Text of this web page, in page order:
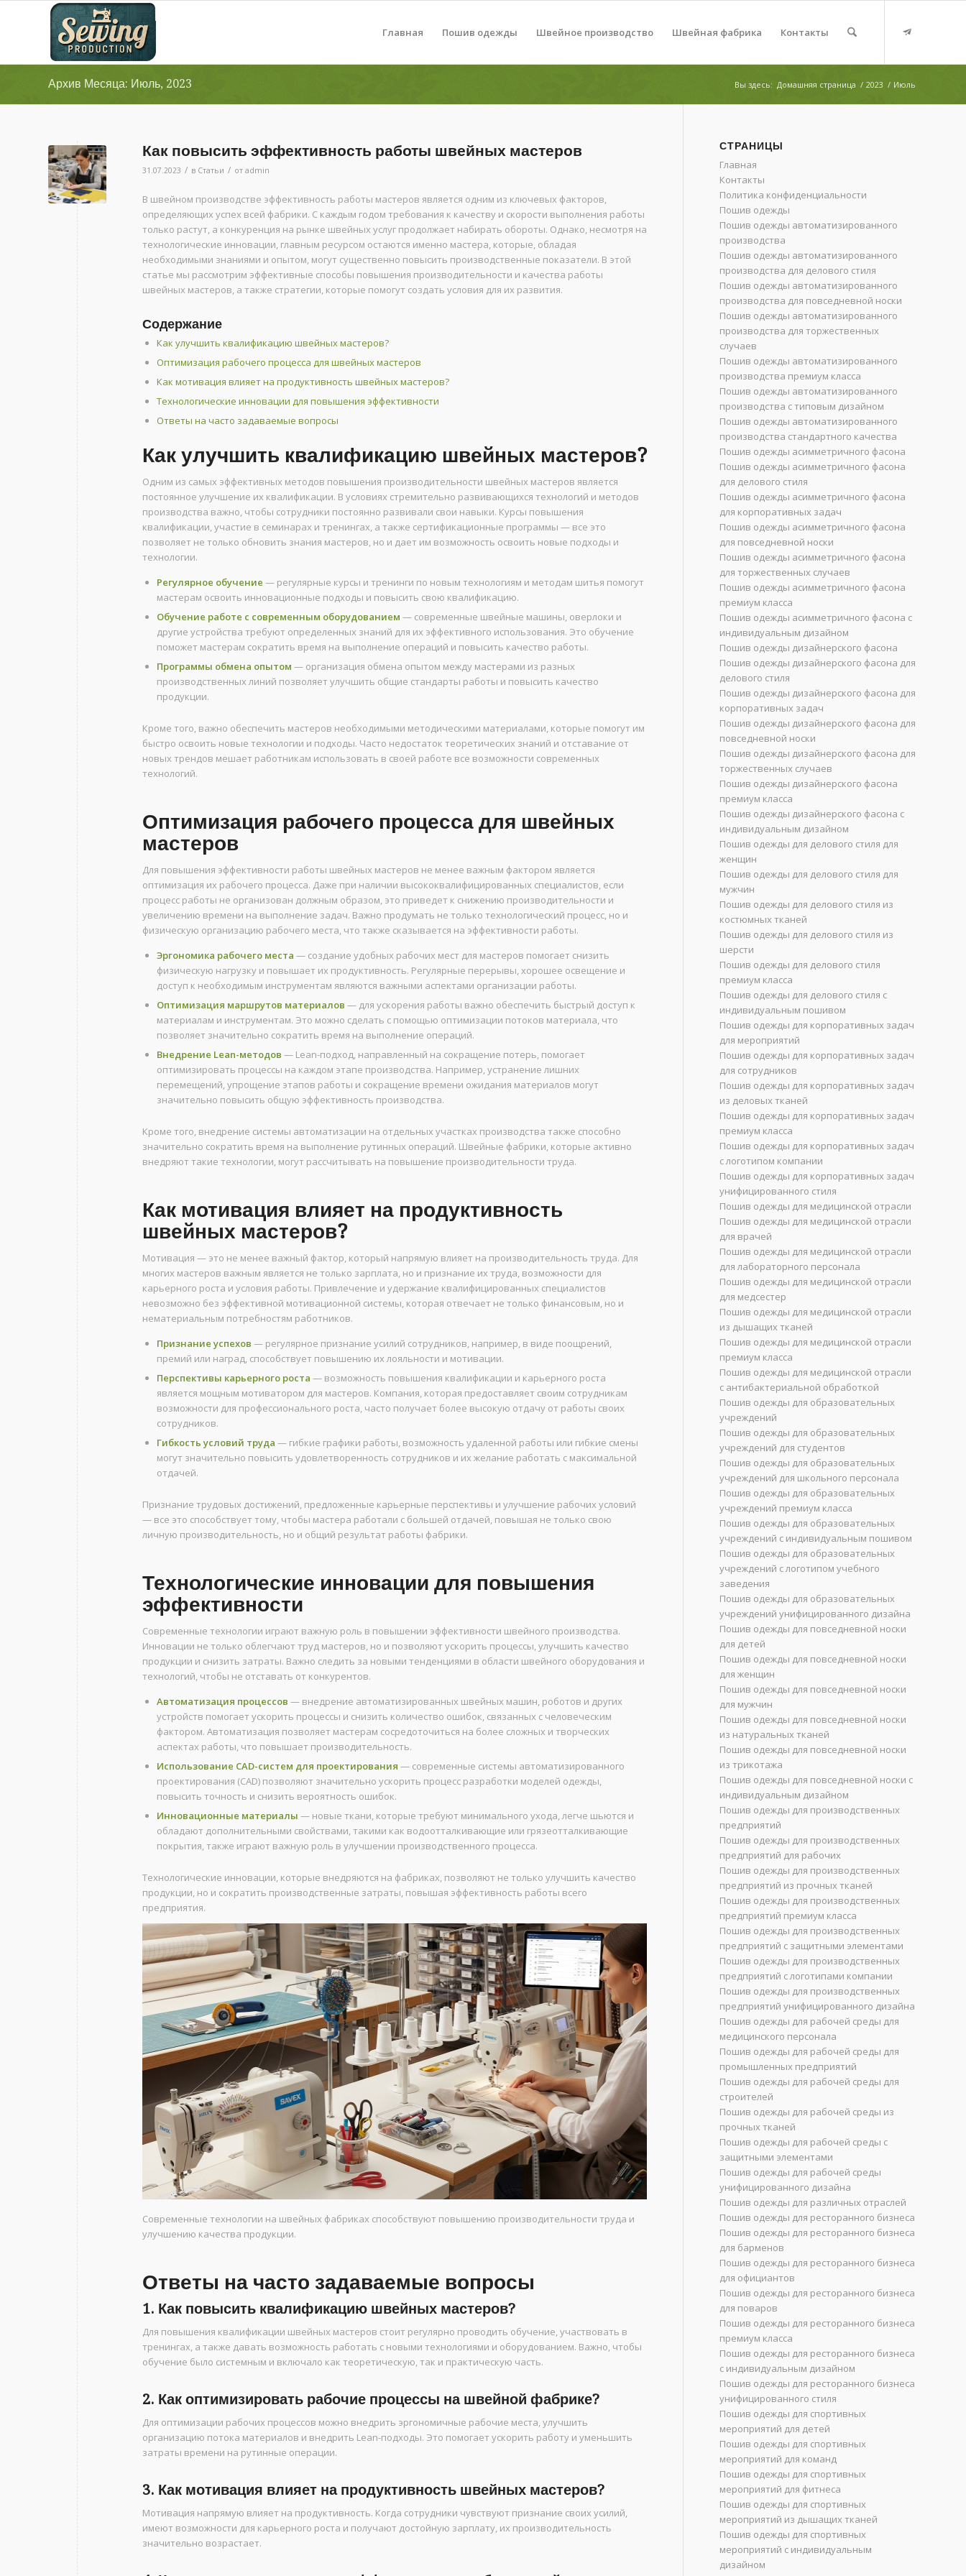
Главная Пошив одежды Швейное производство Швейная фабрика Контакты
Архив Месяца: Июль, 2023 Вы здесь: Домашняя страница / 2023 / Июль
Как повысить эффективность работы швейных мастеров
31.07.2023 / в Статьи / от admin
В швейном производстве эффективность работы мастеров является одним из ключевых факторов,
определяющих успех всей фабрики. С каждым годом требования к качеству и скорости выполнения работы
только растут, а конкуренция на рынке швейных услуг продолжает набирать обороты. Однако, несмотря на
технологические инновации, главным ресурсом остаются именно мастера, которые, обладая
необходимыми знаниями и опытом, могут существенно повысить производственные показатели. В этой
статье мы рассмотрим эффективные способы повышения производительности и качества работы
швейных мастеров, а также стратегии, которые помогут создать условия для их развития.
Содержание
Как улучшить квалификацию швейных мастеров?
Оптимизация рабочего процесса для швейных мастеров
Как мотивация влияет на продуктивность швейных мастеров?
Технологические инновации для повышения эффективности
Ответы на часто задаваемые вопросы
Как улучшить квалификацию швейных мастеров?
Одним из самых эффективных методов повышения производительности швейных мастеров является
постоянное улучшение их квалификации. В условиях стремительно развивающихся технологий и методов
производства важно, чтобы сотрудники постоянно развивали свои навыки. Курсы повышения
квалификации, участие в семинарах и тренингах, а также сертификационные программы — все это
позволяет не только обновить знания мастеров, но и дает им возможность освоить новые подходы и
технологии.
Регулярное обучение — регулярные курсы и тренинги по новым технологиям и методам шитья помогут
мастерам освоить инновационные подходы и повысить свою квалификацию.
Обучение работе с современным оборудованием — современные швейные машины, оверлоки и
другие устройства требуют определенных знаний для их эффективного использования. Это обучение
поможет мастерам сократить время на выполнение операций и повысить качество работы.
Программы обмена опытом — организация обмена опытом между мастерами из разных
производственных линий позволяет улучшить общие стандарты работы и повысить качество
продукции.
Кроме того, важно обеспечить мастеров необходимыми методическими материалами, которые помогут им
быстро освоить новые технологии и подходы. Часто недостаток теоретических знаний и отставание от
новых трендов мешает работникам использовать в своей работе все возможности современных
технологий.
Оптимизация рабочего процесса для швейных
мастеров
Для повышения эффективности работы швейных мастеров не менее важным фактором является
оптимизация их рабочего процесса. Даже при наличии высококвалифицированных специалистов, если
процесс работы не организован должным образом, это приведет к снижению производительности и
увеличению времени на выполнение задач. Важно продумать не только технологический процесс, но и
физическую организацию рабочего места, что также сказывается на эффективности работы.
Эргономика рабочего места — создание удобных рабочих мест для мастеров помогает снизить
физическую нагрузку и повышает их продуктивность. Регулярные перерывы, хорошее освещение и
доступ к необходимым инструментам являются важными аспектами организации работы.
Оптимизация маршрутов материалов — для ускорения работы важно обеспечить быстрый доступ к
материалам и инструментам. Это можно сделать с помощью оптимизации потоков материала, что
позволяет значительно сократить время на выполнение операций.
Внедрение Lean-методов — Lean-подход, направленный на сокращение потерь, помогает
оптимизировать процессы на каждом этапе производства. Например, устранение лишних
перемещений, упрощение этапов работы и сокращение времени ожидания материалов могут
значительно повысить общую эффективность производства.
Кроме того, внедрение системы автоматизации на отдельных участках производства также способно
значительно сократить время на выполнение рутинных операций. Швейные фабрики, которые активно
внедряют такие технологии, могут рассчитывать на повышение производительности труда.
Как мотивация влияет на продуктивность
швейных мастеров?
Мотивация — это не менее важный фактор, который напрямую влияет на производительность труда. Для
многих мастеров важным является не только зарплата, но и признание их труда, возможности для
карьерного роста и условия работы. Привлечение и удержание квалифицированных специалистов
невозможно без эффективной мотивационной системы, которая отвечает не только финансовым, но и
нематериальным потребностям работников.
Признание успехов — регулярное признание усилий сотрудников, например, в виде поощрений,
премий или наград, способствует повышению их лояльности и мотивации.
Перспективы карьерного роста — возможность повышения квалификации и карьерного роста
является мощным мотиватором для мастеров. Компания, которая предоставляет своим сотрудникам
возможности для профессионального роста, часто получает более высокую отдачу от работы своих
сотрудников.
Гибкость условий труда — гибкие графики работы, возможность удаленной работы или гибкие смены
могут значительно повысить удовлетворенность сотрудников и их желание работать с максимальной
отдачей.
Признание трудовых достижений, предложенные карьерные перспективы и улучшение рабочих условий
— все это способствует тому, чтобы мастера работали с большей отдачей, повышая не только свою
личную производительность, но и общий результат работы фабрики.
Технологические инновации для повышения
эффективности
Современные технологии играют важную роль в повышении эффективности швейного производства.
Инновации не только облегчают труд мастеров, но и позволяют ускорить процессы, улучшить качество
продукции и снизить затраты. Важно следить за новыми тенденциями в области швейного оборудования и
технологий, чтобы не отставать от конкурентов.
Автоматизация процессов — внедрение автоматизированных швейных машин, роботов и других
устройств помогает ускорить процессы и снизить количество ошибок, связанных с человеческим
фактором. Автоматизация позволяет мастерам сосредоточиться на более сложных и творческих
аспектах работы, что повышает производительность.
Использование CAD-систем для проектирования — современные системы автоматизированного
проектирования (CAD) позволяют значительно ускорить процесс разработки моделей одежды,
повысить точность и снизить вероятность ошибок.
Инновационные материалы — новые ткани, которые требуют минимального ухода, легче шьются и
обладают дополнительными свойствами, такими как водоотталкивающие или грязеотталкивающие
покрытия, также играют важную роль в улучшении производственного процесса.
Технологические инновации, которые внедряются на фабриках, позволяют не только улучшить качество
продукции, но и сократить производственные затраты, повышая эффективность работы всего
предприятия.
Современные технологии на швейных фабриках способствуют повышению производительности труда и
улучшению качества продукции.
Ответы на часто задаваемые вопросы
1. Как повысить квалификацию швейных мастеров?
Для повышения квалификации швейных мастеров стоит регулярно проводить обучение, участвовать в
тренингах, а также давать возможность работать с новыми технологиями и оборудованием. Важно, чтобы
обучение было системным и включало как теоретическую, так и практическую часть.
2. Как оптимизировать рабочие процессы на швейной фабрике?
Для оптимизации рабочих процессов можно внедрить эргономичные рабочие места, улучшить
организацию потока материалов и внедрить Lean-подходы. Это помогает ускорить работу и уменьшить
затраты времени на рутинные операции.
3. Как мотивация влияет на продуктивность швейных мастеров?
Мотивация напрямую влияет на продуктивность. Когда сотрудники чувствуют признание своих усилий,
имеют возможности для карьерного роста и получают достойную зарплату, их производительность
значительно возрастает.
СТРАНИЦЫ
Главная
Контакты
Политика конфиденциальности
Пошив одежды
Пошив одежды автоматизированного
производства
Пошив одежды автоматизированного
производства для делового стиля
Пошив одежды автоматизированного
производства для повседневной носки
Пошив одежды автоматизированного
производства для торжественных
случаев
Пошив одежды автоматизированного
производства премиум класса
Пошив одежды автоматизированного
производства с типовым дизайном
Пошив одежды автоматизированного
производства стандартного качества
Пошив одежды асимметричного фасона
Пошив одежды асимметричного фасона
для делового стиля
Пошив одежды асимметричного фасона
для корпоративных задач
Пошив одежды асимметричного фасона
для повседневной носки
Пошив одежды асимметричного фасона
для торжественных случаев
Пошив одежды асимметричного фасона
премиум класса
Пошив одежды асимметричного фасона с
индивидуальным дизайном
Пошив одежды дизайнерского фасона
Пошив одежды дизайнерского фасона для
делового стиля
Пошив одежды дизайнерского фасона для
корпоративных задач
Пошив одежды дизайнерского фасона для
повседневной носки
Пошив одежды дизайнерского фасона для
торжественных случаев
Пошив одежды дизайнерского фасона
премиум класса
Пошив одежды дизайнерского фасона с
индивидуальным дизайном
Пошив одежды для делового стиля для
женщин
Пошив одежды для делового стиля для
мужчин
Пошив одежды для делового стиля из
костюмных тканей
Пошив одежды для делового стиля из
шерсти
Пошив одежды для делового стиля
премиум класса
Пошив одежды для делового стиля с
индивидуальным пошивом
Пошив одежды для корпоративных задач
для мероприятий
Пошив одежды для корпоративных задач
для сотрудников
Пошив одежды для корпоративных задач
из деловых тканей
Пошив одежды для корпоративных задач
премиум класса
Пошив одежды для корпоративных задач
с логотипом компании
Пошив одежды для корпоративных задач
унифицированного стиля
Пошив одежды для медицинской отрасли
Пошив одежды для медицинской отрасли
для врачей
Пошив одежды для медицинской отрасли
для лабораторного персонала
Пошив одежды для медицинской отрасли
для медсестер
Пошив одежды для медицинской отрасли
из дышащих тканей
Пошив одежды для медицинской отрасли
премиум класса
Пошив одежды для медицинской отрасли
с антибактериальной обработкой
Пошив одежды для образовательных
учреждений
Пошив одежды для образовательных
учреждений для студентов
Пошив одежды для образовательных
учреждений для школьного персонала
Пошив одежды для образовательных
учреждений премиум класса
Пошив одежды для образовательных
учреждений с индивидуальным пошивом
Пошив одежды для образовательных
учреждений с логотипом учебного
заведения
Пошив одежды для образовательных
учреждений унифицированного дизайна
Пошив одежды для повседневной носки
для детей
Пошив одежды для повседневной носки
для женщин
Пошив одежды для повседневной носки
для мужчин
Пошив одежды для повседневной носки
из натуральных тканей
Пошив одежды для повседневной носки
из трикотажа
Пошив одежды для повседневной носки с
индивидуальным дизайном
Пошив одежды для производственных
предприятий
Пошив одежды для производственных
предприятий для рабочих
Пошив одежды для производственных
предприятий из прочных тканей
Пошив одежды для производственных
предприятий премиум класса
Пошив одежды для производственных
предприятий с защитными элементами
Пошив одежды для производственных
предприятий с логотипами компании
Пошив одежды для производственных
предприятий унифицированного дизайна
Пошив одежды для рабочей среды для
медицинского персонала
Пошив одежды для рабочей среды для
промышленных предприятий
Пошив одежды для рабочей среды для
строителей
Пошив одежды для рабочей среды из
прочных тканей
Пошив одежды для рабочей среды с
защитными элементами
Пошив одежды для рабочей среды
унифицированного дизайна
Пошив одежды для различных отраслей
Пошив одежды для ресторанного бизнеса
Пошив одежды для ресторанного бизнеса
для барменов
Пошив одежды для ресторанного бизнеса
для официантов
Пошив одежды для ресторанного бизнеса
для поваров
Пошив одежды для ресторанного бизнеса
премиум класса
Пошив одежды для ресторанного бизнеса
с индивидуальным дизайном
Пошив одежды для ресторанного бизнеса
унифицированного стиля
Пошив одежды для спортивных
мероприятий для детей
Пошив одежды для спортивных
мероприятий для команд
Пошив одежды для спортивных
мероприятий для фитнеса
Пошив одежды для спортивных
мероприятий из дышащих тканей
Пошив одежды для спортивных
мероприятий с индивидуальным
дизайном